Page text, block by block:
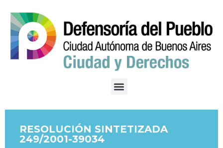
RESOLUCIÓN SINTETIZADA
249/2001-39034